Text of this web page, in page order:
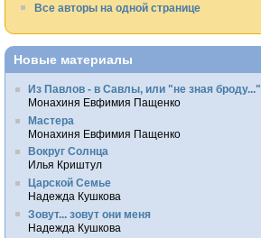
Все авторы на одной странице
Новые материалы
Из Павлов - в Савлы, или "не зная броду..."
Монахиня Евфимия Пащенко
Мастера
Монахиня Евфимия Пащенко
Вокруг Солнца
Илья Криштул
Царской Семье
Надежда Кушкова
Зовут... зовут они меня
Надежда Кушкова